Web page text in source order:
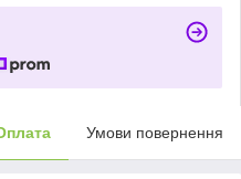
Умови повернення